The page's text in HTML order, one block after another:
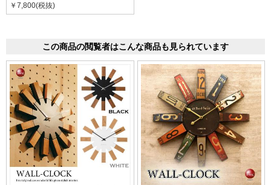
￥7,800(税抜)
この商品の閲覧者はこんな商品も見られています